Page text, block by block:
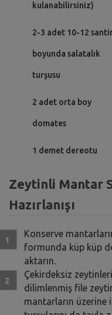
kulanabilirsiniz)
2-3 adet 10-12
boyunda salatalık
turşusu
2 adet orta boy
domates
1 demet dereotu
Zeytinli Mantar
Hazırlanışı
Konserve
formunda küp küp
aktarın.
Çekirdeksiz
dilimlenmiş file
mantarların üzerine